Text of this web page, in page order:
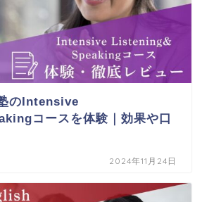
のIntensive
コースを体験｜効果や口
2024年11月24日